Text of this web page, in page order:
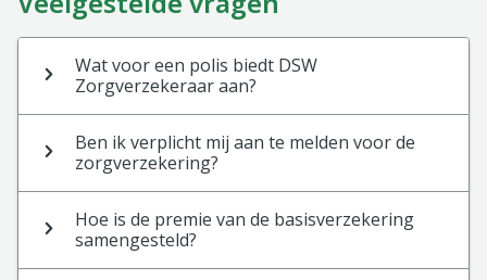
Wat voor een polis biedt DSW
Zorgverzekeraar aan?
Ben ik verplicht mij aan te melden voor de
zorgverzekering?
Hoe is de premie van de basisverzekering
samengesteld?